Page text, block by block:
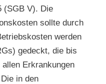
(SGB V). Die
sollte durch
werden
gedeckt, die bis
Erkrankungen
in den